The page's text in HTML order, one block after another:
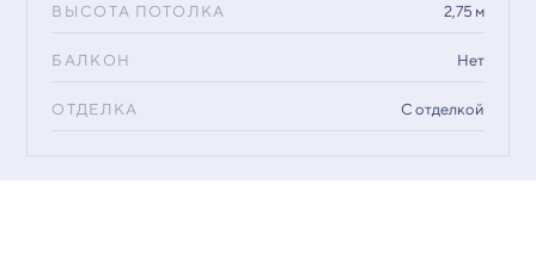
ВЫСОТА ПОТОЛКА 2,75 м
БАЛКОН Нет
ОТДЕЛКА С отделкой